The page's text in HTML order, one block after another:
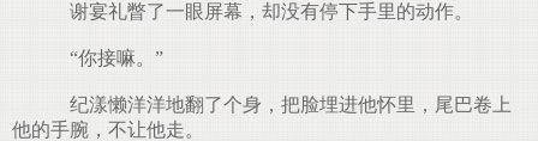
谢宴礼瞥了一眼屏幕，却没有停下手里的动作。
“你接嘛。”
纪漾懒洋洋地翻了个身，把脸埋进他怀里，尾巴卷上
他的手腕，不让他走。